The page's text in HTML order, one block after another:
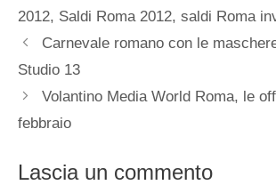
2012, Saldi Roma 2012, saldi Roma
Carnevale romano con le
Studio 13
Volantino Media World Roma, le
febbraio
Lascia un commento